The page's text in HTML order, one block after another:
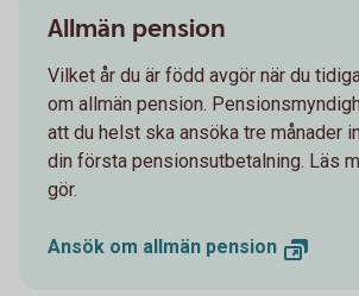
Allmän pension
Vilket år du är född avgör när du
om allmän pension.
att du helst ska ansöka tre månader
din första pensionsutbetalning. Läs
gör.
Ansök om allmän pension